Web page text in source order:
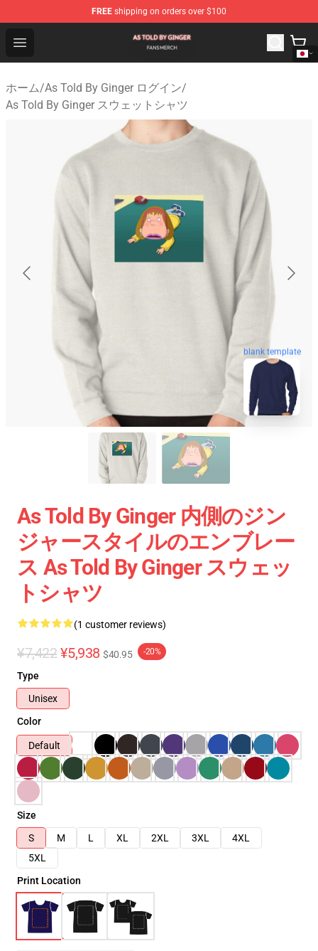
FREE shipping on orders over $100
Open menu
As Told By Ginger Shop - Official As Told By Ginger
ホーム/As Told By Ginger ログイン/
As Told By Ginger スウェットシャツ
blank template
As Told By Ginger 内側のジン
ジャースタイルのエンブレー
ス As Told By Ginger スウェッ
トシャツ
(1 customer reviews)
¥7,422 ¥5,938 $40.95 -20%
Type
Unisex
Color
Default
Size
S
M L XL 2XL 3XL
4XL
5XL
Print Location